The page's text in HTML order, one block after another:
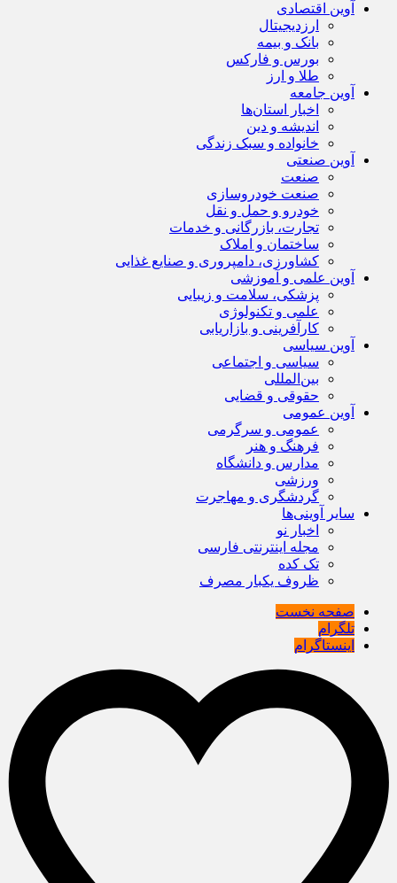
آوین اقتصادی
ارزدیجیتال
بانک و بیمه
بورس و فارکس
طلا و ارز
آوین جامعه
اخبار استان‌ها
اندیشه و دین
خانواده و سبک زندگی
آوین صنعتی
صنعت
صنعت خودروسازی
خودرو و حمل و نقل
تجارت، بازرگانی و خدمات
ساختمان و املاک
کشاورزی، دامپروری و صنایع غذایی
آوین علمی و آموزشی
پزشکی، سلامت و زیبایی
علمی و تکنولوژی
کارآفرینی و بازاریابی
آوین سیاسی
سیاسی و اجتماعی
بین‌المللی
حقوقی و قضایی
آوین عمومی
عمومی و سرگرمی
فرهنگ و هنر
مدارس و دانشگاه
ورزشی
گردشگری و مهاجرت
سایر آوینی‌ها
اخبار نو
مجله اینترنتی فارسی
تک کده
ظروف یکبار مصرف
صفحه نخست
تلگرام
اینستاگرام